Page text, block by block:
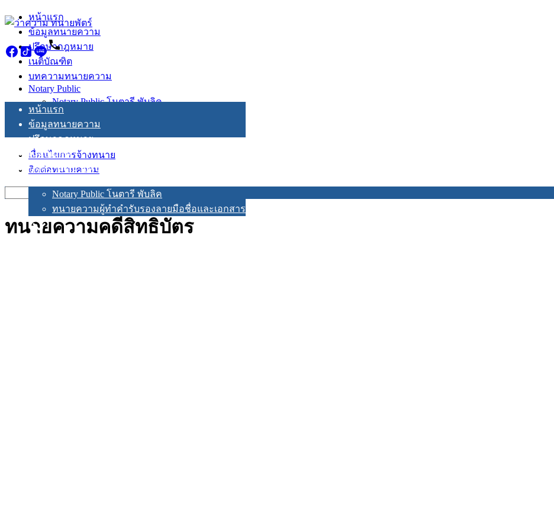
Skip
to
content
หน้าแรก
ข้อมูลทนายความ
ปรึกษากฎหมาย
เนติบัณฑิต
บทความทนายความ
Notary Public โนตารี พับลิค
ทนายความผู้ทำคำรับรองลายมือชื่อและเอกสาร
หน้าแรก
ข้อมูลทนายความ
ปรึกษากฎหมาย
เนติบัณฑิต
บทความทนายความ
Notary Public
Notary Public โนตารี พับลิค
ทนายความผู้ทำคำรับรองลายมือชื่อและเอกสาร
เงื่อนไขการจ้างทนาย
ติดต่อทนายความ
for:
ทนายความคดีสิทธิบัตร